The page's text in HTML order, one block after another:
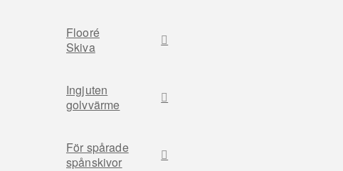
Flooré
Skiva
Ingjuten
golvvärme
För spårade
spånskivor